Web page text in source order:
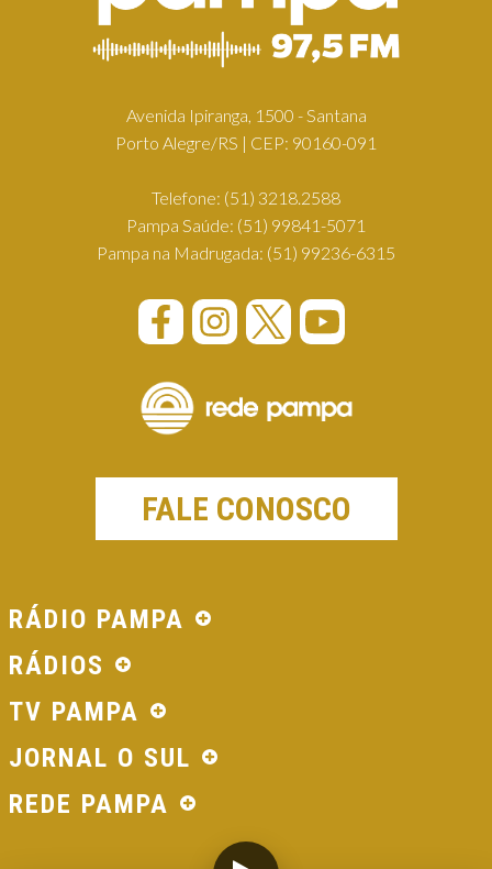
Avenida Ipiranga, 1500 - Santana
Porto Alegre/RS | CEP: 90160-091
Telefone: (51) 3218.2588
Pampa Saúde: (51) 99841-5071
Pampa na Madrugada: (51) 99236-6315
FALE CONOSCO
RÁDIO PAMPA
RÁDIOS
TV PAMPA
JORNAL O SUL
REDE PAMPA